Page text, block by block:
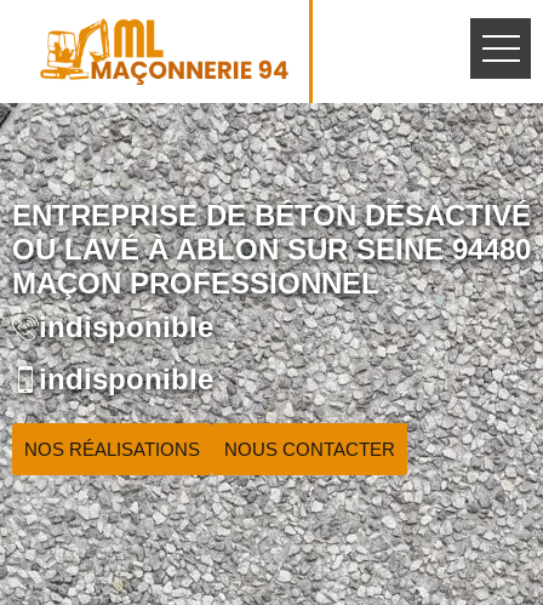
ENTREPRISE DE BÉTON DÉSACTIVÉ
OU LAVÉ À ABLON SUR SEINE 94480
MAÇON PROFESSIONNEL
indisponible
indisponible
NOS RÉALISATIONS NOUS CONTACTER